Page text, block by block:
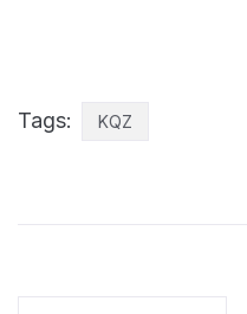
Tags: KQZ